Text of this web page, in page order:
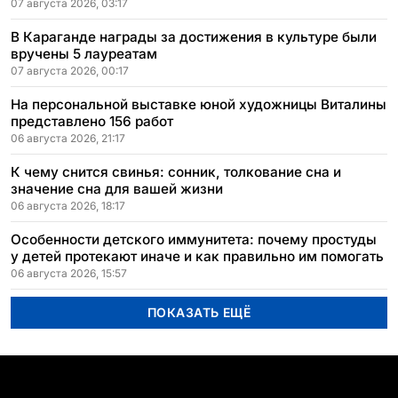
07 августа 2026, 03:17
В Караганде награды за достижения в культуре были
вручены 5 лауреатам
07 августа 2026, 00:17
На персональной выставке юной художницы Виталины
представлено 156 работ
06 августа 2026, 21:17
К чему снится свинья: сонник, толкование сна и
значение сна для вашей жизни
06 августа 2026, 18:17
Особенности детского иммунитета: почему простуды
у детей протекают иначе и как правильно им помогать
06 августа 2026, 15:57
ПОКАЗАТЬ ЕЩЁ